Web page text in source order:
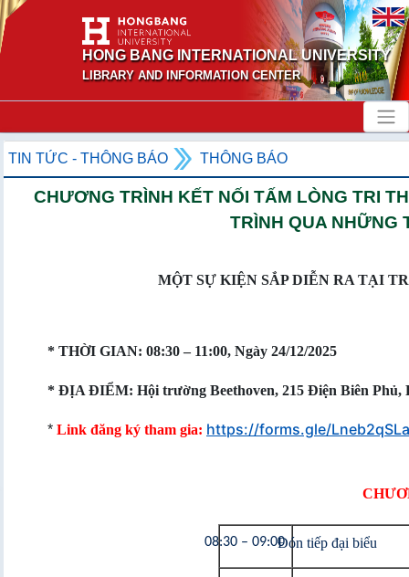
HONG BANG INTERNATIONAL UNIVERSITY
LIBRARY AND INFORMATION CENTER
TIN TỨC - THÔNG BÁO THÔNG BÁO
CHƯƠNG TRÌNH KẾT NỐI TẤM LÒNG TRI
TRÌNH QUA NHỮNG
MỘT SỰ KIỆN SẮP DIỄN RA TẠI
* THỜI GIAN: 08:30 – 11:00, Ngày 24/12/2025
* ĐỊA ĐIỂM: Hội trường Beethoven, 215 Điện Biên Phủ,
* Link đăng ký tham gia: https://forms.gle/
08:30 – 09:00Đón tiếp đại biểu